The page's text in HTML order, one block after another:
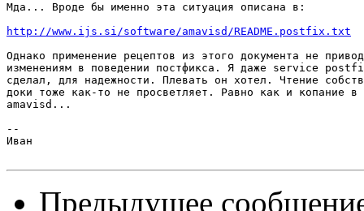
Мда... Вроде бы именно эта ситуация описана в:
http://www.ijs.si/software/amavisd/README.postfix.txt
Однако применение рецептов из этого документа не
изменениям в поведении постфикса. Я даже service
сделал, для надежности. Плевать он хотел. Чтение
доки тоже как-то не просветляет. Равно как и копание
amavisd...
--
Иван
Предыдущее